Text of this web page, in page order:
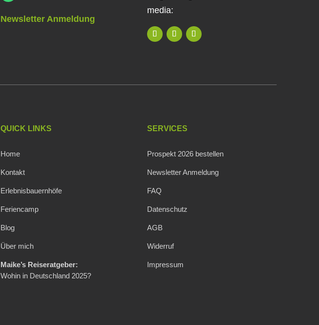
Newsletter Anmeldung
media:
QUICK LINKS
Home
Kontakt
Erlebnisbauernhöfe
Feriencamp
Blog
Über mich
Maike’s Reiseratgeber:
Wohin in Deutschland 2025?
SERVICES
Prospekt 2026 bestellen
Newsletter Anmeldung
FAQ
Datenschutz
AGB
Widerruf
Impressum